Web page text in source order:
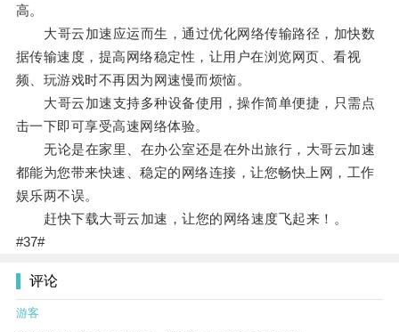
高。
大哥云加速应运而生，通过优化网络传输路径，加快数
据传输速度，提高网络稳定性，让用户在浏览网页、看视
频、玩游戏时不再因为网速慢而烦恼。
大哥云加速支持多种设备使用，操作简单便捷，只需点
击一下即可享受高速网络体验。
无论是在家里、在办公室还是在外出旅行，大哥云加速
都能为您带来快速、稳定的网络连接，让您畅快上网，工作
娱乐两不误。
赶快下载大哥云加速，让您的网络速度飞起来！。
#37#
评论
游客